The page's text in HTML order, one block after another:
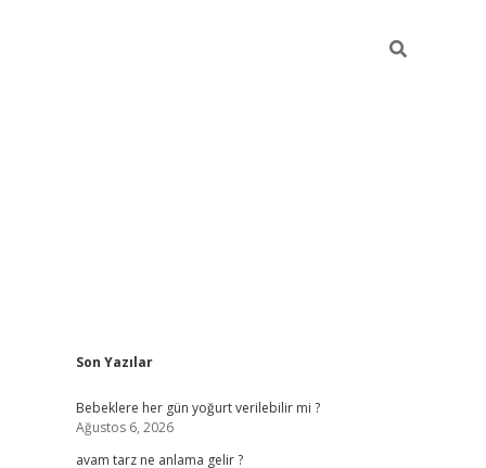
Sidebar
Son Yazılar
Bebeklere her gün yoğurt verilebilir mi ?
Ağustos 6, 2026
avam tarz ne anlama gelir ?